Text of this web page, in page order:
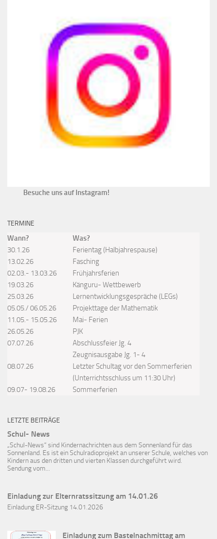
Besuche uns auf Instagram!
TERMINE
Wann?
Was?
30.1.26
Ferientag (Halbjahrespause)
13.02.26
Fasching
02.03.- 13.03.26
Frühjahrsferien
19.03.26
Känguru- Wettbewerb
25.03.26
Lernentwicklungsgespräche (LEGs)
05.05./ 06.05.26
Projekttage der Mathematik
11.05.- 15.05.26
Mai- Ferien
26.05.26
PJK
07.07.26
Abschlussfeier Jg. 4
Zeugnisausgabe Jg. 1- 4
08.07.26
Letzter Schultag vor den Sommerferien
(Unterrichtsschluss um 11:30 Uhr)
09.07- 19.08.26
Sommerferien
LETZTE BEITRÄGE
Schul- News
„Schul-News“ sind Kindernachrichten aus dem Sonnenland für das
Sonnenland. Es ist ein Schulradioprojekt an unserer Schule, welches von
Kindern aus den dritten und vierten Klassen durchgeführt wird.
Sendung vom...
Einladung zur Elternratssitzung am 14.01.26
Einladung ER-Sitzung 14.01.2026
Einladung zum Bastelnachmittag am